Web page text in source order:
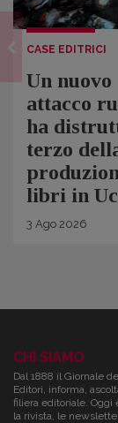
CASE EDITRICI
Un nuovo
attacco
ha
terzo
libri in
3 Ago 2026
CHI SIAMO
Dal 1888 il Giornale
Editori, informa,
filiera editoriale. Oggi
la rivista, le